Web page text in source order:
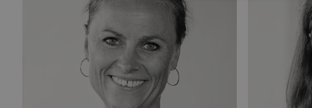
Absolut nødvendige
kan ikke bruges korrekt